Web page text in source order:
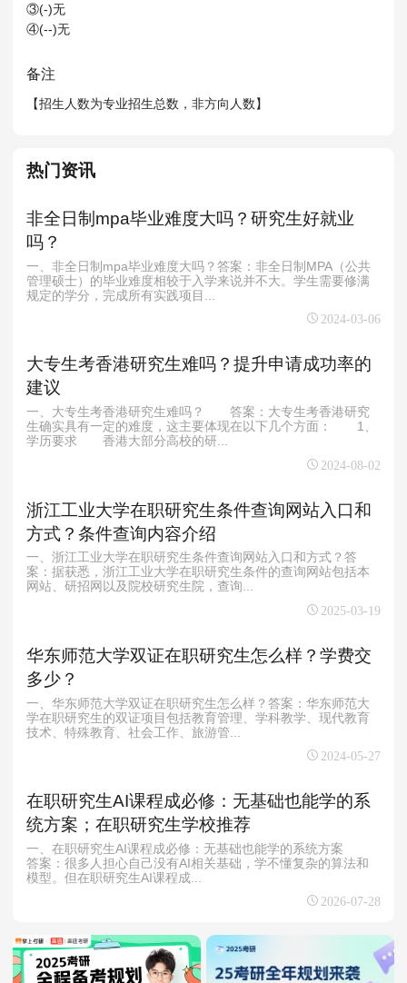
③(-)无
④(--)无
备注
【招生人数为专业招生总数，非方向人数】
热门资讯
非全日制mpa毕业难度大吗？研究生好就业
吗？
一、非全日制mpa毕业难度大吗？答案：非全日制MPA（公共
管理硕士）的毕业难度相较于入学来说并不大。学生需要修满
规定的学分，完成所有实践项目...
2024-03-06
大专生考香港研究生难吗？提升申请成功率的
建议
一、大专生考香港研究生难吗？ 答案：大专生考香港研究
生确实具有一定的难度，这主要体现在以下几个方面： 1、
学历要求 香港大部分高校的研...
2024-08-02
浙江工业大学在职研究生条件查询网站入口和
方式？条件查询内容介绍
一、浙江工业大学在职研究生条件查询网站入口和方式？答
案：据获悉，浙江工业大学在职研究生条件的查询网站包括本
网站、研招网以及院校研究生院，查询...
2025-03-19
华东师范大学双证在职研究生怎么样？学费交
多少？
一、华东师范大学双证在职研究生怎么样？答案：华东师范大
学在职研究生的双证项目包括教育管理、学科教学、现代教育
技术、特殊教育、社会工作、旅游管...
2024-05-27
在职研究生AI课程成必修：无基础也能学的系
统方案；在职研究生学校推荐
一、在职研究生AI课程成必修：无基础也能学的系统方案
答案：很多人担心自己没有AI相关基础，学不懂复杂的算法和
模型。但在职研究生AI课程成...
2026-07-28